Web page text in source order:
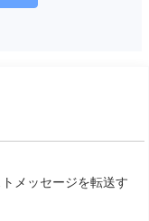
メッセージを転送す